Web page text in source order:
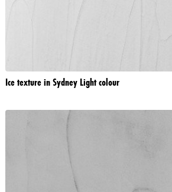
Ice texture in Sydney Light colour